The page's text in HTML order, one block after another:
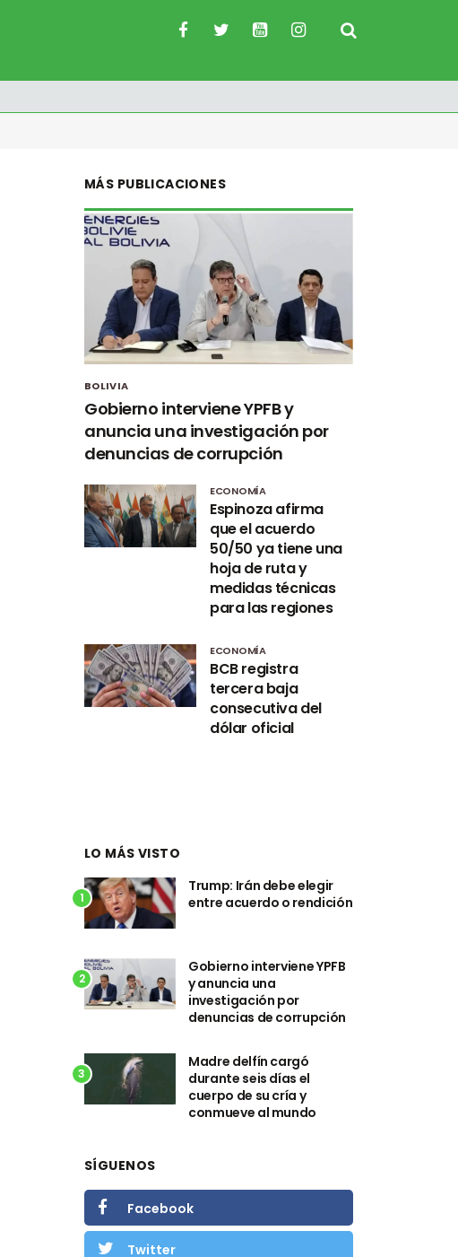
MÁS PUBLICACIONES
BOLIVIA
Gobierno interviene YPFB y
anuncia una investigación por
denuncias de corrupción
ECONOMÍA
Espinoza afirma
que el acuerdo
50/50 ya tiene una
hoja de ruta y
medidas técnicas
para las regiones
ECONOMÍA
BCB registra
tercera baja
consecutiva del
dólar oficial
LO MÁS VISTO
1
Trump: Irán debe elegir
entre acuerdo o rendición
2
Gobierno interviene YPFB
y anuncia una
investigación por
denuncias de corrupción
3
Madre delfín cargó
durante seis días el
cuerpo de su cría y
conmueve al mundo
SÍGUENOS
Facebook
Twitter